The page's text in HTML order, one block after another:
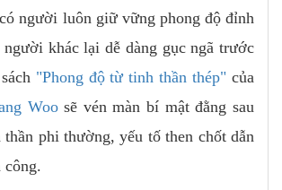
người luôn giữ vững phong độ đỉnh
khác lại dễ dàng gục ngã trước
"Phong độ từ tinh thần thép" của
Woosẽ vén màn bí mật đằng sau
thần phi thường, yếu tố then chốt dẫn
công.